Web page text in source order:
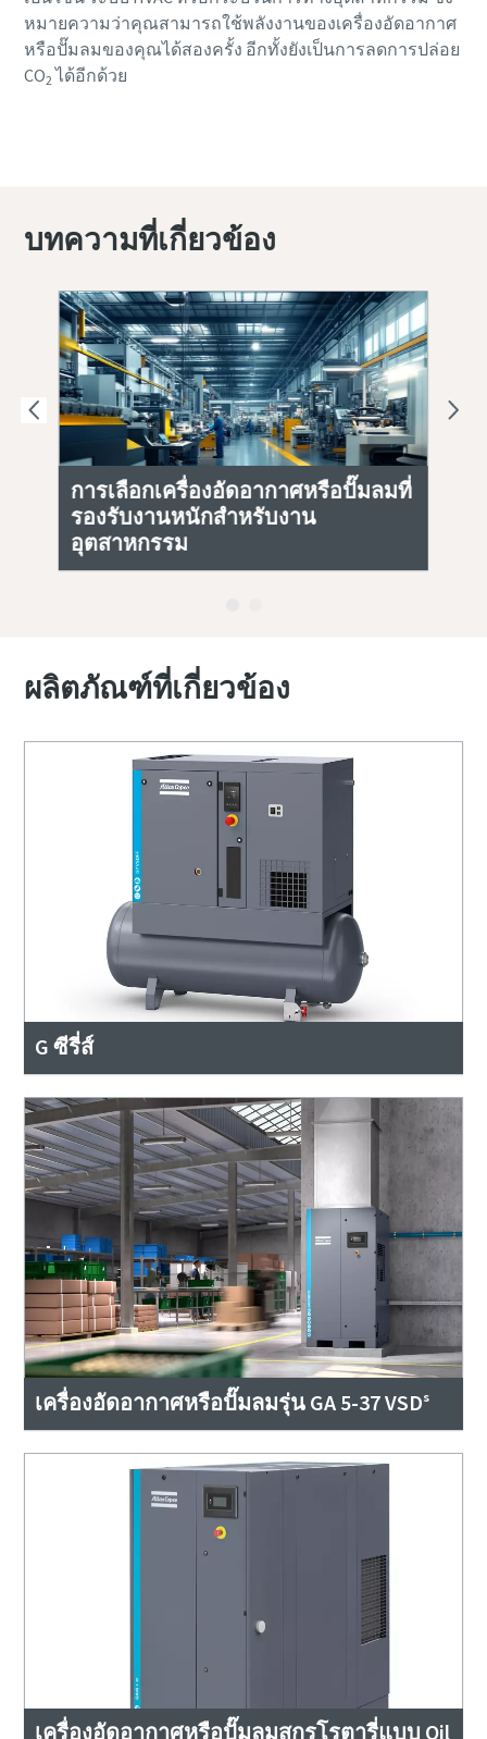
หมายความว่าคุณสามารถใช้พลังงานของเครื่องอัดอากาศ
หรือปั๊มลมของคุณได้สองครั้ง อีกทั้งยังเป็นการลดการปล่อย
CO2ได้อีกด้วย
บทความที่เกี่ยวข้อง
การเลือกเครื่องอัดอากาศหรือปั๊มลมที่
รองรับงานหนักสําหรับงาน
อุตสาหกรรม
ผลิตภัณฑ์ที่เกี่ยวข้อง
G ซีรี่ส์
เครื่องอัดอากาศหรือปั๊มลมรุ่น GA 5-37 VSDˢ
เครื่องอัดอากาศหรือปั๊มลมสกรูโรตารี่แบบ Oil